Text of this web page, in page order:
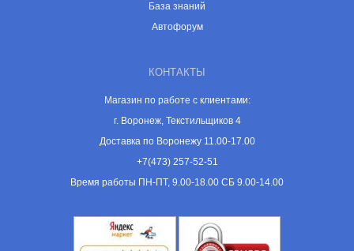
База знаний
Автофорум
КОНТАКТЫ
Магазин по работе с клиентами:
г. Воронеж, Текстильщиков 4
Доставка по Воронежу 11.00-17.00
+7(473) 257-52-51
Время работы ПН-ПТ, 9.00-18.00 СБ 9.00-14.00